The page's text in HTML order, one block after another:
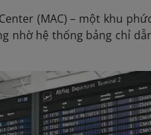
(MAC) – một khu
nhờ hệ thống bảng chỉ